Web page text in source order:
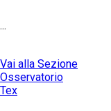
...
Vai alla Sezione
Osservatorio
Tex